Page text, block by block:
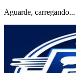
Aguarde, carregando...